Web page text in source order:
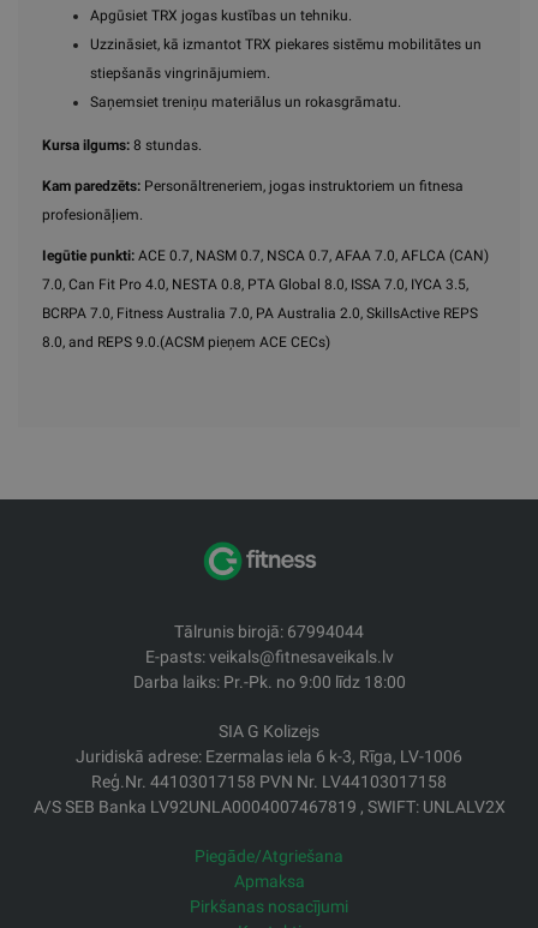
Apgūsiet TRX jogas kustības un tehniku.
Uzzināsiet, kā izmantot TRX piekares sistēmu mobilitātes un
stiepšanās vingrinājumiem.
Saņemsiet treniņu materiālus un rokasgrāmatu.
Kursa ilgums: 8 stundas.
Kam paredzēts: Personāltreneriem, jogas instruktoriem un fitnesa
profesionāļiem.
Iegūtie punkti: ACE 0.7, NASM 0.7, NSCA 0.7, AFAA 7.0, AFLCA (CAN)
7.0, Can Fit Pro 4.0, NESTA 0.8, PTA Global 8.0, ISSA 7.0, IYCA 3.5,
BCRPA 7.0, Fitness Australia 7.0, PA Australia 2.0, SkillsActive REPS
8.0, and REPS 9.0.(ACSM pieņem ACE CECs)
Tālrunis birojā: 67994044
E-pasts: veikals@fitnesaveikals.lv
Darba laiks: Pr.-Pk. no 9:00 līdz 18:00
SIA G Kolizejs
Juridiskā adrese: Ezermalas iela 6 k-3, Rīga, LV-1006
Reģ.Nr. 44103017158 PVN Nr. LV44103017158
A/S SEB Banka LV92UNLA0004007467819 , SWIFT: UNLALV2X
Piegāde/Atgriešana
Apmaksa
Pirkšanas nosacījumi